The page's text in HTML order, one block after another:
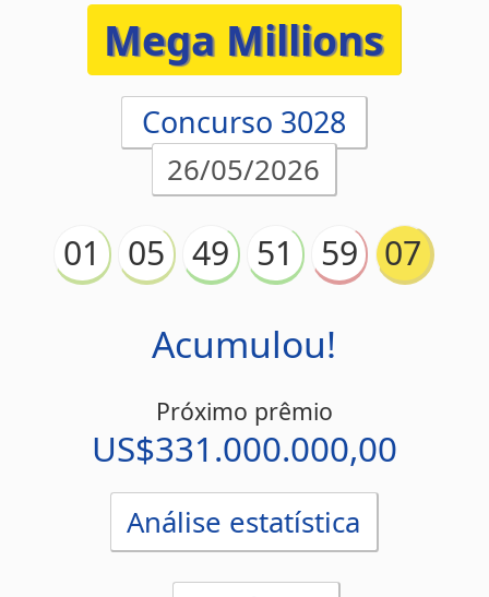
Concurso 3028
26/05/2026
05 49 51 59 07
Acumulou!
Próximo prêmio
Estatísticas
Mais atrasado 59 (28 sorteios)
Menos atrasado 51 (4 sorteios)
Números pares